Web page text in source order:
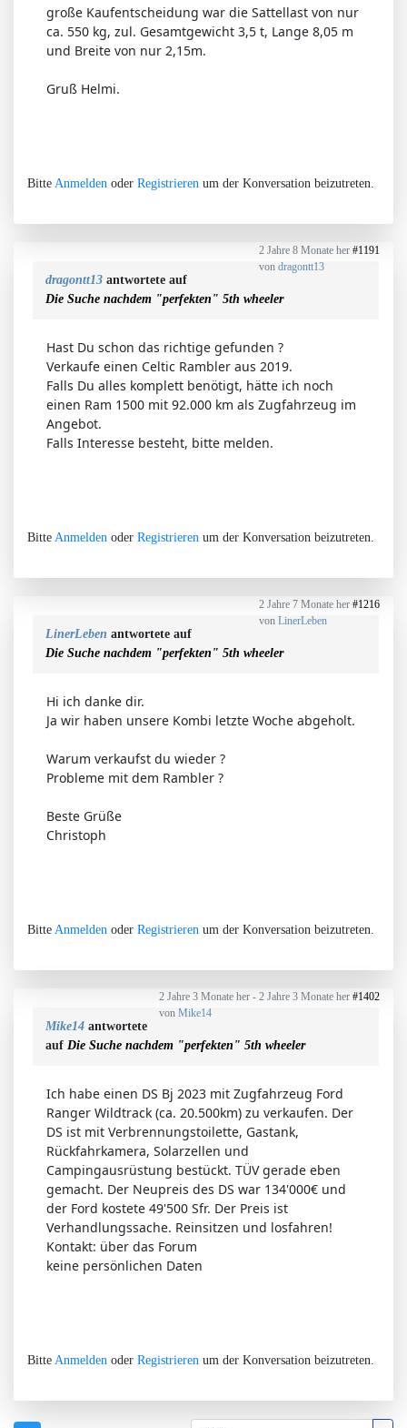
große Kaufentscheidung war die Sattellast von nur
ca. 550 kg, zul. Gesamtgewicht 3,5 t, Lange 8,05 m
und Breite von nur 2,15m.
Gruß Helmi.
Bitte Anmelden oder Registrieren um der Konversation beizutreten.
2 Jahre 8 Monate her #1191
von dragontt13
dragontt13 antwortete auf
Die Suche nachdem "perfekten" 5th wheeler
Hast Du schon das richtige gefunden ?
Verkaufe einen Celtic Rambler aus 2019.
Falls Du alles komplett benötigt, hätte ich noch
einen Ram 1500 mit 92.000 km als Zugfahrzeug im
Angebot.
Falls Interesse besteht, bitte melden.
Bitte Anmelden oder Registrieren um der Konversation beizutreten.
2 Jahre 7 Monate her #1216
von LinerLeben
LinerLeben antwortete auf
Die Suche nachdem "perfekten" 5th wheeler
Hi ich danke dir.
Ja wir haben unsere Kombi letzte Woche abgeholt.
Warum verkaufst du wieder ?
Probleme mit dem Rambler ?
Beste Grüße
Christoph
Bitte Anmelden oder Registrieren um der Konversation beizutreten.
2 Jahre 3 Monate her - 2 Jahre 3 Monate her #1402
von Mike14
Mike14 antwortete
auf Die Suche nachdem "perfekten" 5th wheeler
Ich habe einen DS Bj 2023 mit Zugfahrzeug Ford
Ranger Wildtrack (ca. 20.500km) zu verkaufen. Der
DS ist mit Verbrennungstoilette, Gastank,
Rückfahrkamera, Solarzellen und
Campingausrüstung bestückt. TÜV gerade eben
gemacht. Der Neupreis des DS war 134'000€ und
der Ford kostete 49'500 Sfr. Der Preis ist
Verhandlungssache. Reinsitzen und losfahren!
Kontakt: über das Forum
keine persönlichen Daten
Bitte Anmelden oder Registrieren um der Konversation beizutreten.